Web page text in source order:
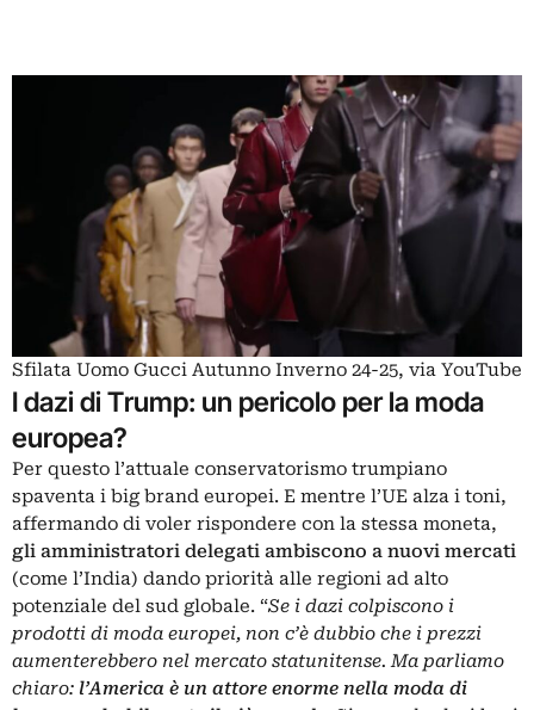
Sfilata Uomo Gucci Autunno Inverno 24-25, via YouTube
I dazi di Trump: un pericolo per la moda
europea?
Per questo l’attuale conservatorismo trumpiano
spaventa i big brand europei. E mentre l’UE alza i toni,
affermando di voler rispondere con la stessa moneta,
gli amministratori delegati ambiscono a nuovi mercati
(come l’India) dando priorità alle regioni ad alto
potenziale del sud globale. “Se i dazi colpiscono i
prodotti di moda europei, non c’è dubbio che i prezzi
aumenterebbero nel mercato statunitense. Ma parliamo
chiaro: l’America è un attore enorme nella moda di